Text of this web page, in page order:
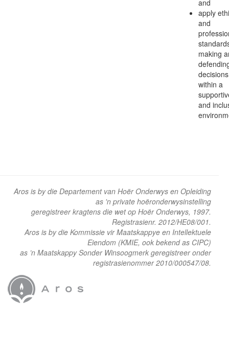
and
apply
and
making
decisions
within a
and
Aros is by die Departement van Hoër Onderwys en Opleiding
as 'n private hoëronderwysinstelling
geregistreer kragtens die wet op Hoër Onderwys, 1997.
Registrasienr. 2012/HE08/001.
Aros is by die Kommissie vir Maatskappye en Intellektuele
Eiendom (KMIE, ook bekend as CIPC)
as ’n Maatskappy Sonder Winsoogmerk geregistreer onder
registrasienommer 2010/000547/08.